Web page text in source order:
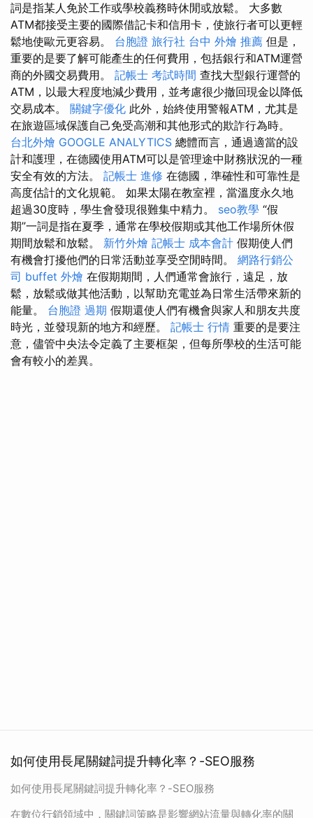
詞是指某人免於工作或學校義務時休閒或放鬆。 大多數
ATM都接受主要的國際借記卡和信用卡，使旅行者可以更輕
鬆地使歐元更容易。 台胞證 旅行社 台中 外燴 推薦 但是，
重要的是要了解可能產生的任何費用，包括銀行和ATM運營
商的外國交易費用。 記帳士 考試時間 查找大型銀行運營的
ATM，以最大程度地減少費用，並考慮很少撤回現金以降低
交易成本。 關鍵字優化 此外，始終使用警報ATM，尤其是
在旅遊區域保護自己免受高潮和其他形式的欺詐行為時。
台北外燴 GOOGLE ANALYTICS 總體而言，通過適當的設
計和護理，在德國使用ATM可以是管理途中財務狀況的一種
安全有效的方法。 記帳士 進修 在德國，準確性和可靠性是
高度估計的文化規範。 如果太陽在教室裡，當溫度永久地
超過30度時，學生會發現很難集中精力。 seo教學 “假
期”一詞是指在夏季，通常在學校假期或其他工作場所休假
期間放鬆和放鬆。 新竹外燴 記帳士 成本會計 假期使人們
有機會打擾他們的日常活動並享受空閒時間。 網路行銷公
司 buffet 外燴 在假期期間，人們通常會旅行，遠足，放
鬆，放鬆或做其他活動，以幫助充電並為日常生活帶來新的
能量。 台胞證 過期 假期還使人們有機會與家人和朋友共度
時光，並發現新的地方和經歷。 記帳士 行情 重要的是要注
意，儘管中央法令定義了主要框架，但每所學校的生活可能
會有較小的差異。
如何使用長尾關鍵詞提升轉化率？-SEO服務
如何使用長尾關鍵詞提升轉化率？-SEO服務
在數位行銷領域中，關鍵詞策略是影響網站流量與轉化率的關